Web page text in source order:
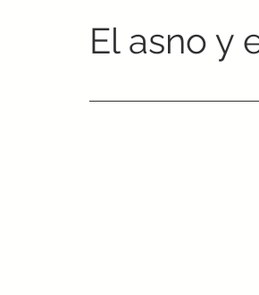
El asno y